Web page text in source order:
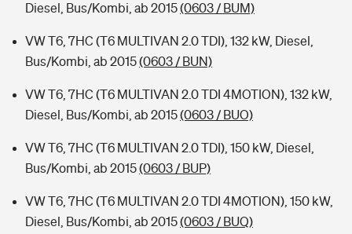
Diesel, Bus/Kombi, ab 2015(0603 / BUM)
VW T6, 7HC (T6 MULTIVAN 2.0 TDI), 132 kW, Diesel,
Bus/Kombi, ab 2015(0603 / BUN)
VW T6, 7HC (T6 MULTIVAN 2.0 TDI 4MOTION), 132 kW,
Diesel, Bus/Kombi, ab 2015(0603 / BUO)
VW T6, 7HC (T6 MULTIVAN 2.0 TDI), 150 kW, Diesel,
Bus/Kombi, ab 2015(0603 / BUP)
VW T6, 7HC (T6 MULTIVAN 2.0 TDI 4MOTION), 150 kW,
Diesel, Bus/Kombi, ab 2015(0603 / BUQ)